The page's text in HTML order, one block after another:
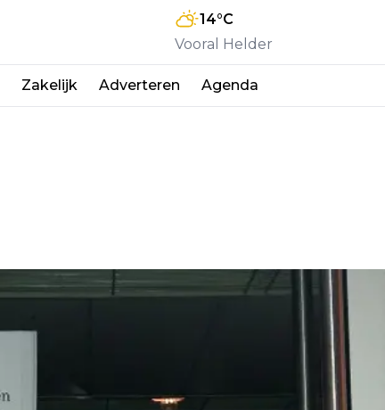
14°C
Vooral Helder
Zakelijk Adverteren Agenda